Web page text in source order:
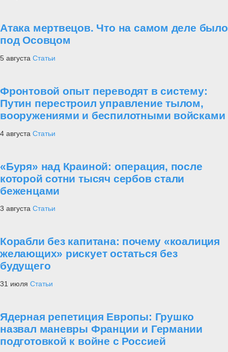
Атака мертвецов. Что на самом деле было
под Осовцом
5 августа Статьи
Фронтовой опыт переводят в систему:
Путин перестроил управление тылом,
вооружениями и беспилотными войсками
4 августа Статьи
«Буря» над Краиной: операция, после
которой сотни тысяч сербов стали
беженцами
3 августа Статьи
Корабли без капитана: почему «коалиция
желающих» рискует остаться без
будущего
31 июля Статьи
Ядерная репетиция Европы: Грушко
назвал маневры Франции и Германии
подготовкой к войне с Россией